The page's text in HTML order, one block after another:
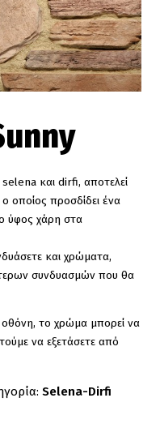
και dirfi, αποτελεί
οποίος προσδίδει ένα
ύφος χάρη στα
και χρώματα,
συνδυασμών που θα
το χρώμα μπορεί να
να εξετάσετε από
Selena-Dirfi